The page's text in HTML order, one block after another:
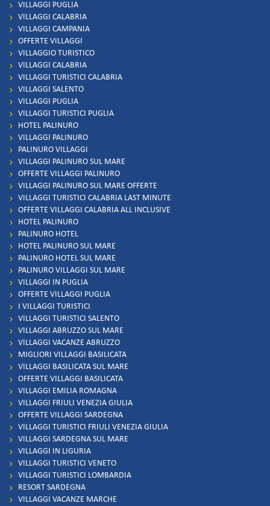
VILLAGGI PUGLIA
VILLAGGI CALABRIA
VILLAGGI CAMPANIA
OFFERTE VILLAGGI
VILLAGGIO TURISTICO
VILLAGGI CALABRIA
VILLAGGI TURISTICI CALABRIA
VILLAGGI SALENTO
VILLAGGI PUGLIA
VILLAGGI TURISTICI PUGLIA
HOTEL PALINURO
VILLAGGI PALINURO
PALINURO VILLAGGI
VILLAGGI PALINURO SUL MARE
OFFERTE VILLAGGI PALINURO
VILLAGGI PALINURO SUL MARE OFFERTE
VILLAGGI TURISTICI CALABRIA LAST MINUTE
OFFERTE VILLAGGI CALABRIA ALL INCLUSIVE
HOTEL PALINURO
PALINURO HOTEL
HOTEL PALINURO SUL MARE
PALINURO HOTEL SUL MARE
PALINURO VILLAGGI SUL MARE
VILLAGGI IN PUGLIA
OFFERTE VILLAGGI PUGLIA
I VILLAGGI TURISTICI
VILLAGGI TURISTICI SALENTO
VILLAGGI ABRUZZO SUL MARE
VILLAGGI VACANZE ABRUZZO
MIGLIORI VILLAGGI BASILICATA
VILLAGGI BASILICATA SUL MARE
OFFERTE VILLAGGI BASILICATA
VILLAGGI EMILIA ROMAGNA
VILLAGGI FRIULI VENEZIA GIULIA
OFFERTE VILLAGGI SARDEGNA
VILLAGGI TURISTICI FRIULI VENEZIA GIULIA
VILLAGGI SARDEGNA SUL MARE
VILLAGGI IN LIGURIA
VILLAGGI TURISTICI VENETO
VILLAGGI TURISTICI LOMBARDIA
RESORT SARDEGNA
VILLAGGI VACANZE MARCHE